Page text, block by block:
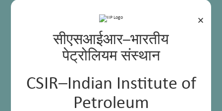
×
सीएसआईआर–भारतीय
पेट्रोलियम संस्थान
CSIR–Indian Institute of
Petroleum